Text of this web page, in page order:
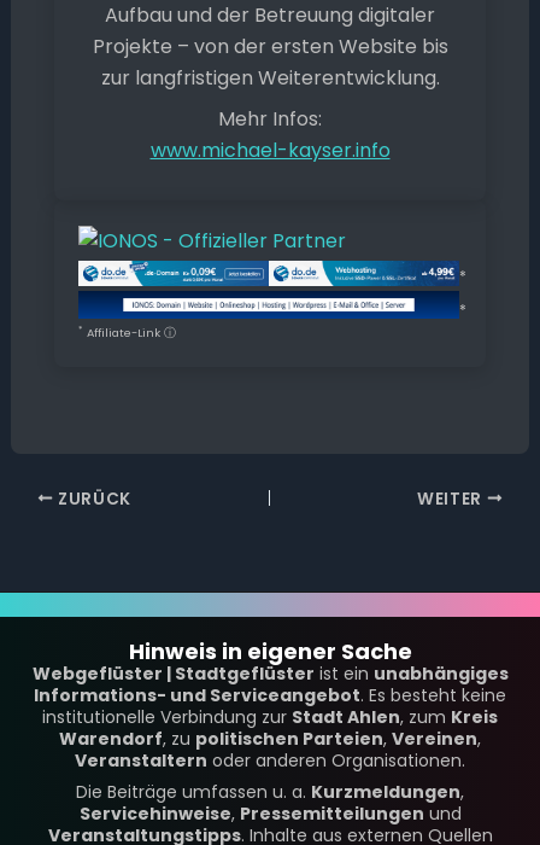
Aufbau und der Betreuung digitaler
Projekte – von der ersten Website bis
zur langfristigen Weiterentwicklung.
Mehr Infos:
www.michael-kayser.info
*
*
* Affiliate-Link ⓘ
ZURÜCK WEITER
Hinweis in eigener Sache
Webgeflüster | Stadtgeflüster ist ein unabhängiges
Informations- und Serviceangebot. Es besteht keine
institutionelle Verbindung zur Stadt Ahlen, zum Kreis
Warendorf, zu politischen Parteien, Vereinen,
Veranstaltern oder anderen Organisationen.
Die Beiträge umfassen u. a. Kurzmeldungen,
Servicehinweise, Pressemitteilungen und
Veranstaltungstipps. Inhalte aus externen Quellen